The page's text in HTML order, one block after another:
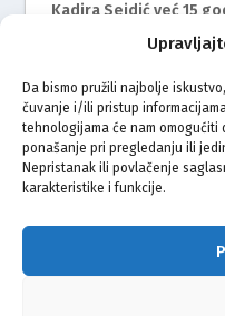
Da bismo pružili najbolje
čuvanje i/ili pristup
tehnologijama će nam omogućiti
ponašanje pri pregledanju ili
Nepristanak ili povlačenje
karakteristike i funkcije.
Kadira Sejdić već 15
Mimohod za žrtve
na